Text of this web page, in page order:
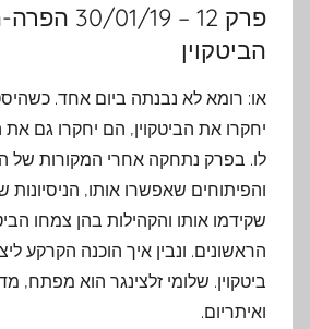
פרק 12 –
הביטקוין
או: רומא לא נבנתה ביום אחד.
יחקרו את הביטקוין, הם יחקרו גם
לו. בפרק נתחקה אחרי המקורות של
והפיתוחים שאפשרו אותו, הניסיונות
שקידמו אותו והקהילות בהן צמחו
הראשונים. ונבין איך הוכנה הקרקע
ביטקוין. שלומי זלצינגר הוא מפתח,
ואיתריום.